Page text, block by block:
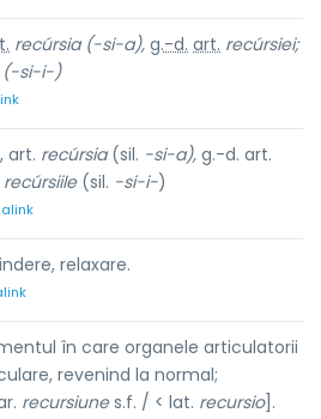
recúrsia (-si-a), g.-d. art. recúrsiei;
(-si-i-)
art. recúrsia(sil. -si-a), g.-d. art.
recúrsiile(sil. -si-i-)
relaxare.
în care organele articulatorii
revenind la normal;
recursiunes.f. / < lat. recursio].